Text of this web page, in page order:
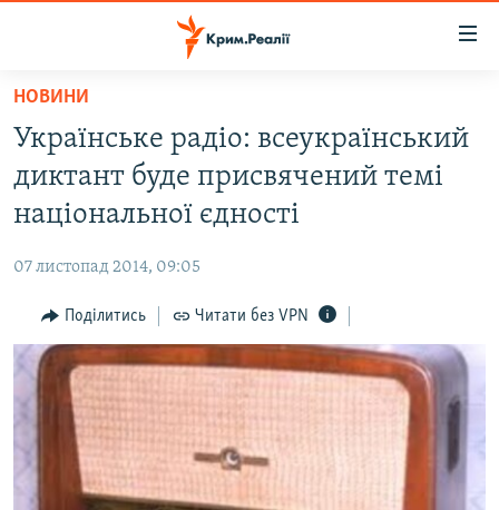
Перейти
основного
матеріалу
Перейти
до
основної
Перейти
до
пошуку
ВОДА.КРИМ
ВІДЕО ТА ФОТО
БЛОГИ
ПОГЛЯД
ІНТЕРВ'Ю
ВСЕ ЗА ДЕНЬ
СПЕЦПРОЕКТИ
ДЕПОРТАЦІЯ
ЯК ОБІЙТИ БЛОКУВАННЯ
НОВИНИ
Українське радіо: всеукраїнський
диктант буде присвячений темі
національної єдності
07 листопад 2014, 09:05
Поділитись Читати без VPN